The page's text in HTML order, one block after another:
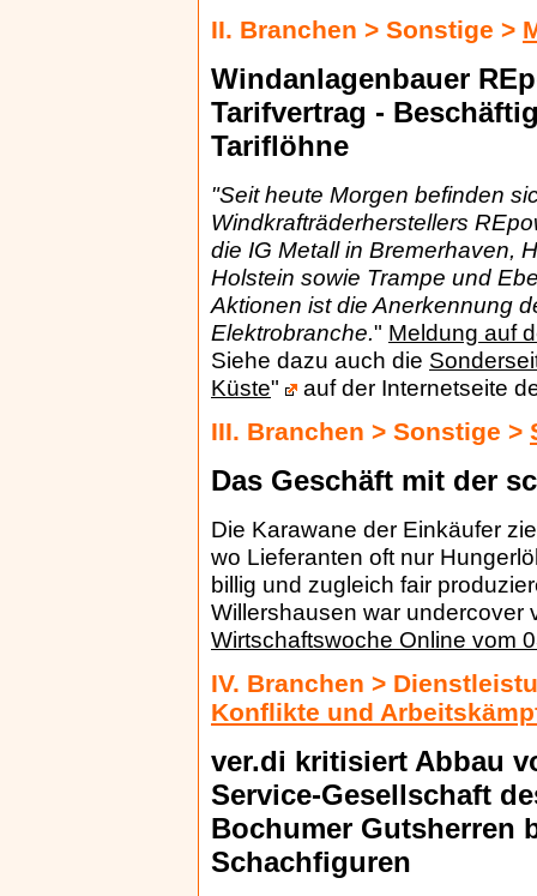
II. Branchen > Sonstige >
Windanlagenbauer
Tarifvertrag -
Tariflöhne
"Seit heute Morgen befinden
Windkrafträderherstellers
die IG Metall in Bremerhaven,
Holstein sowie Trampe und
Aktionen ist die Anerkennung
Elektrobranche." Meldung auf
Siehe dazu auch die
Küste" auf der Internetseite
III. Branchen > Sonstige >
Das Geschäft mit der
Die Karawane der Einkäufer
wo Lieferanten oft nur
billig und zugleich fair
Willershausen war undercover
Wirtschaftswoche Online vom
IV. Branchen >
Konflikte und
ver.di kritisiert Abbau
Service-Gesellschaft
Bochumer Gutsherren
Schachfiguren